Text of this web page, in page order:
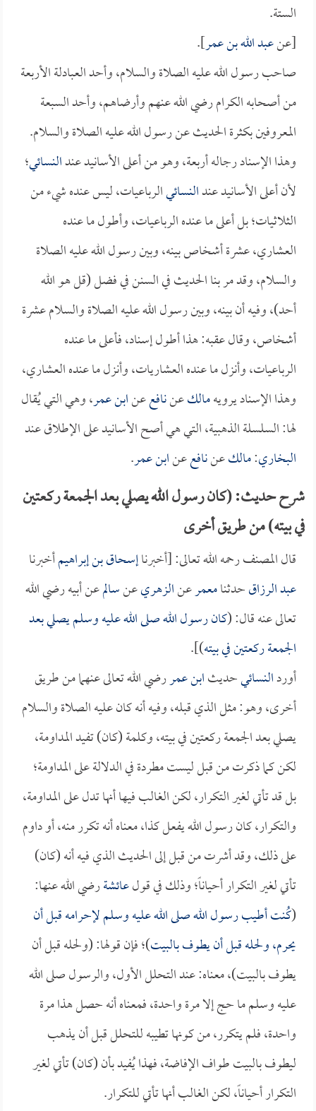
الستة.
[عنعبد الله بن عمر].
صاحب رسول الله عليه الصلاة والسلام، وأحد العبادلة الأربعة
من أصحابه الكرام رضي الله عنهم وأرضاهم، وأحد السبعة
المعروفين بكثرة الحديث عن رسول الله عليه الصلاة والسلام.
وهذا الإسناد رجاله أربعة، وهو من أعلى الأسانيد عندالنسائي؛
لأن أعلى الأسانيد عندالنسائيالرباعيات، ليس عنده شيء من
الثلاثيات؛ بل أعلى ما عنده الرباعيات، وأطول ما عنده
العشاري، عشرة أشخاص بينه، وبين رسول الله عليه الصلاة
والسلام، وقد مر بنا الحديث في السنن في فضل (قل هو الله
أحد)، وفيه أن بينه، وبين رسول الله عليه الصلاة والسلام عشرة
أشخاص، وقال عقبه: هذا أطول إسناد، فأعلى ما عنده
الرباعيات، وأنزل ما عنده العشاريات، وأنزل ما عنده العشاري،
وهذا الإسناد يرويهمالكعننافععنابن عمر، وهي التي يُقال
لها: السلسلة الذهبية، التي هي أصح الأسانيد على الإطلاق عند
البخاري:مالكعننافععنابن عمر.
شرح حديث: (كان رسول الله يصلي بعد الجمعة ركعتين
في بيته) من طريق أخرى
قال المصنف رحمه الله تعالى: [أخبرناإسحاق بن إبراهيمأخبرنا
عبد الرزاقحدثنامعمرعنالزهريعنسالمعن أبيه رضي الله
تعالى عنه قال: (كان رسول الله صلى الله عليه وسلم يصلي بعد
الجمعة ركعتين في بيته)].
أوردالنسائيحديثابن عمررضي الله تعالى عنهما من طريق
أخرى، وهو: مثل الذي قبله، وفيه أنه كان عليه الصلاة والسلام
يصلي بعد الجمعة ركعتين في بيته، وكلمة (كان) تفيد المداومة،
لكن كما ذكرت من قبل ليست مطردة في الدلالة على المداومة؛
بل قد تأتي لغير التكرار، لكن الغالب فيها أنها تدل على المداومة،
والتكرار، كان رسول الله يفعل كذا، معناه أنه تكرر منه، أو داوم
على ذلك، وقد أشرت من قبل إلى الحديث الذي فيه أنه (كان)
تأتي لغير التكرار أحياناً؛ وذلك في قولعائشةرضي الله عنها:
(كُنت أطيب رسول الله صلى الله عليه وسلم لإحرامه قبل أن
يحرم، ولحله قبل أن يطوف بالبيت)؛ فإن قولها: (ولحله قبل أن
يطوف بالبيت)، معناه: عند التحلل الأول، والرسول صلى الله
عليه وسلم ما حج إلا مرة واحدة، فمعناه أنه حصل هذا مرة
واحدة، فلم يتكرر، من كونها تطيبه للتحلل قبل أن يذهب
ليطوف بالبيت طواف الإفاضة، فهذا يُفيد بأن (كان) تأتي لغير
التكرار أحياناً، لكن الغالب أنها تأتي للتكرار.